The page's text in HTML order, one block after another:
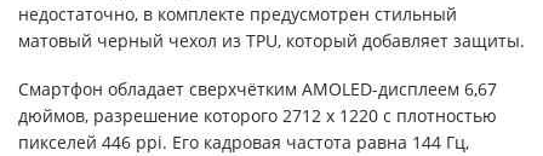
недостаточно, в комплекте предусмотрен стильный
матовый черный чехол из TPU, который добавляет защиты.
Смартфон обладает сверхчётким AMOLED-дисплеем 6,67
дюймов, разрешение которого 2712 x 1220 с плотностью
пикселей 446 ppi. Его кадровая частота равна 144 Гц,